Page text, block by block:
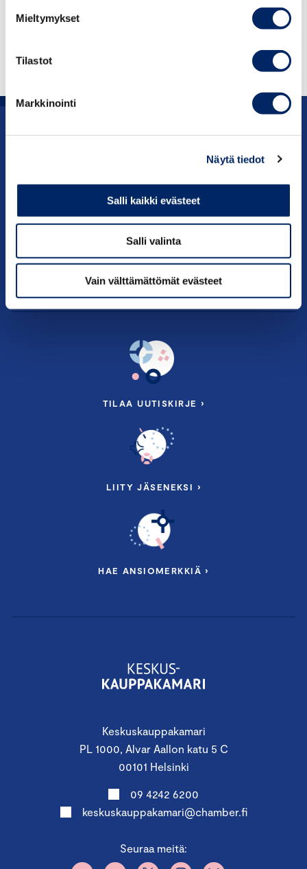
Mieltymykset
Tilastot
Markkinointi
Näytä tiedot
Salli kaikki evästeet
Salli valinta
Vain välttämättömät evästeet
verotukseen vaikuttavia tietoja vuonna 2019.
Keskuskauppakamari
PL 1000, Alvar Aallon katu 5 C
00101 Helsinki
09 4242 6200
keskuskauppakamari@chamber.fi
Seuraa meitä:
Uutishuone
Palvelut
Tietoa meistä
TILAA UUTISKIRJE ›
LIITY JÄSENEKSI ›
HAE ANSIOMERKKIÄ ›